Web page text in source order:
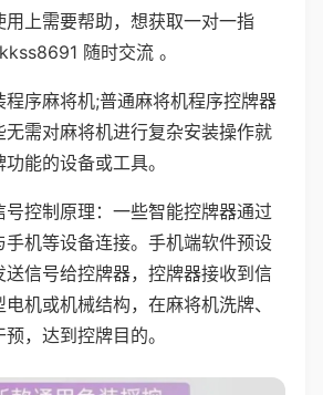
用上需要帮助，想获取一对一指
随时交流 。
程序麻将机;普通麻将机程序控牌器
需对麻将机进行复杂安装操作就
能的设备或工具。
号控制原理：一些智能控牌器通过
手机等设备连接。手机端软件预设
信号给控牌器，控牌器接收到信
机或机械结构，在麻将机洗牌、
，达到控牌目的。